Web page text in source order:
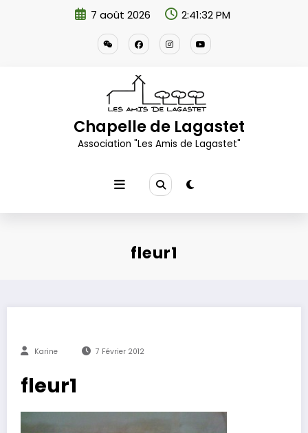
7 août 2026 2:41:33 PM
Chapelle de Lagastet
Association "Les Amis de Lagastet"
fleur1
Karine 7 Février 2012
fleur1